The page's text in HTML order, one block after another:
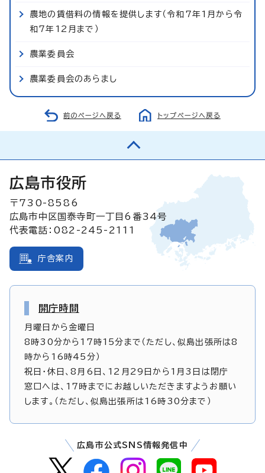
農地の賃借料の情報を提供します（令和7年1月から令
和7年12月まで）
農業委員会
農業委員会のあらまし
前のページへ戻る トップページへ戻る
広島市役所
〒730-8586
広島市中区国泰寺町一丁目6番34号
代表電話：082-245-2111
庁舎案内
開庁時間
月曜日から金曜日
8時30分から17時15分まで（ただし、似島出張所は8
時から16時45分）
祝日・休日、8月6日、12月29日から1月3日は閉庁
窓口へは、17時までにお越しいただきますようお願い
します。（ただし、似島出張所は16時30分まで）
広島市公式SNS情報発信中